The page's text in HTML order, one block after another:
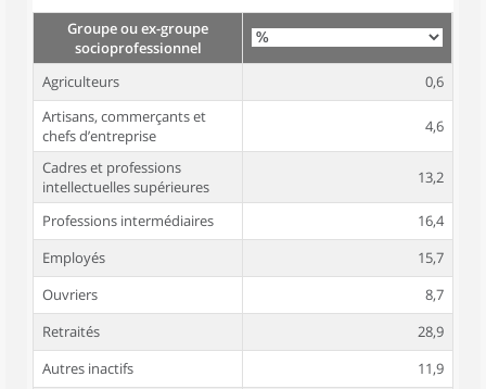
Groupe ou ex-groupe
socioprofessionnel
Agriculteurs
0,6
Artisans, commerçants et
chefs d’entreprise
4,6
Cadres et professions
intellectuelles supérieures
13,2
Professions intermédiaires
16,4
Employés
15,7
Ouvriers
8,7
Retraités
28,9
Autres inactifs
11,9